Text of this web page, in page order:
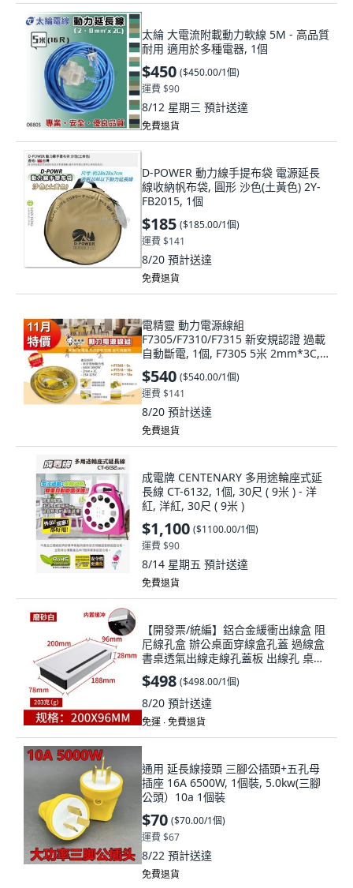
太綸 大電流附載動力軟線 5M - 高品質
耐用 適用於多種電器, 1個
$450 ($450.00/1個)
運費 $90
8/12 星期三 預計送達
免費退貨
D-POWER 動力線手提布袋 電源延長
線收納帆布袋, 圓形 沙色(土黃色) 2Y-
FB2015, 1個
$185 ($185.00/1個)
運費 $141
8/20 預計送達
免費退貨
電精靈 動力電源線組
F7305/F7310/F7315 新安規認證 過載
自動斷電, 1個, F7305 5米 2mm*3C,
N/A, 5m
$540 ($540.00/1個)
運費 $141
8/20 預計送達
免費退貨
成電牌 CENTENARY 多用途輪座式延
長線 CT-6132, 1個, 30尺 ( 9米 ) - 洋
紅, 洋紅, 30尺 ( 9米 )
$1,100 ($1100.00/1個)
運費 $90
8/14 星期五 預計送達
免費退貨
【開發票/統編】鋁合金緩衝出線盒 阻
尼線孔盒 辦公桌面穿線盒孔蓋 過線盒
書桌透氣出線走線孔蓋板 出線孔 桌面
出線孔teddy6, 1個, 緩衝款
96*200mm白色
$498 ($498.00/1個)
8/20 預計送達
免運 ∙ 免費退貨
通用 延長線接頭 三腳公插頭+五孔母
插座 16A 6500W, 1個裝, 5.0kw(三腳
公頭）10a 1個裝
$70 ($70.00/1個)
運費 $67
8/22 預計送達
免費退貨